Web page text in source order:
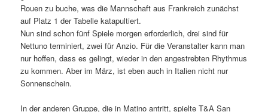
Rouen zu buche, was die Mannschaft aus Frankreich zunächst
auf Platz 1 der Tabelle katapultiert.
Nun sind schon fünf Spiele morgen erforderlich, drei sind für
Nettuno terminiert, zwei für Anzio. Für die Veranstalter kann man
nur hoffen, dass es gelingt, wieder in den angestrebten Rhythmus
zu kommen. Aber im März, ist eben auch in Italien nicht nur
Sonnenschein.
In der anderen Gruppe, die in Matino antritt, spielte T&A San